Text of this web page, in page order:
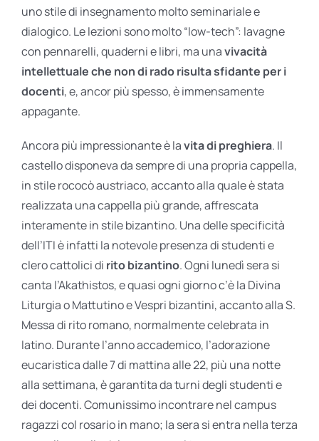
uno stile di insegnamento molto seminariale e
dialogico. Le lezioni sono molto “low-tech”: lavagne
con pennarelli, quaderni e libri, ma unavivacità
intellettuale che non di rado risulta sfidante per i
docenti, e, ancor più spesso, è immensamente
appagante.
Ancora più impressionante è lavita di preghiera. Il
castello disponeva da sempre di una propria cappella,
in stile rococò austriaco, accanto alla quale è stata
realizzata una cappella più grande, affrescata
interamente in stile bizantino. Una delle specificità
dell’ITI è infatti la notevole presenza di studenti e
clero cattolici di rito bizantino. Ogni lunedì sera si
canta l’Akathistos, e quasi ogni giorno c’è la Divina
Liturgia o Mattutino e Vespri bizantini, accanto alla S.
Messa di rito romano, normalmente celebrata in
latino. Durante l’anno accademico, l’adorazione
eucaristica dalle 7 di mattina alle 22, più una notte
alla settimana, è garantita da turni degli studenti e
dei docenti. Comunissimo incontrare nel campus
ragazzi col rosario in mano; la sera si entra nella terza